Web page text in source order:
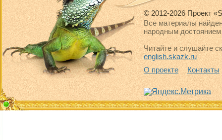
© 2012-2026 Проект
Все материалы
народным достоянием
Читайте и слушайте
english.skazk.ru
О проекте
Контакты